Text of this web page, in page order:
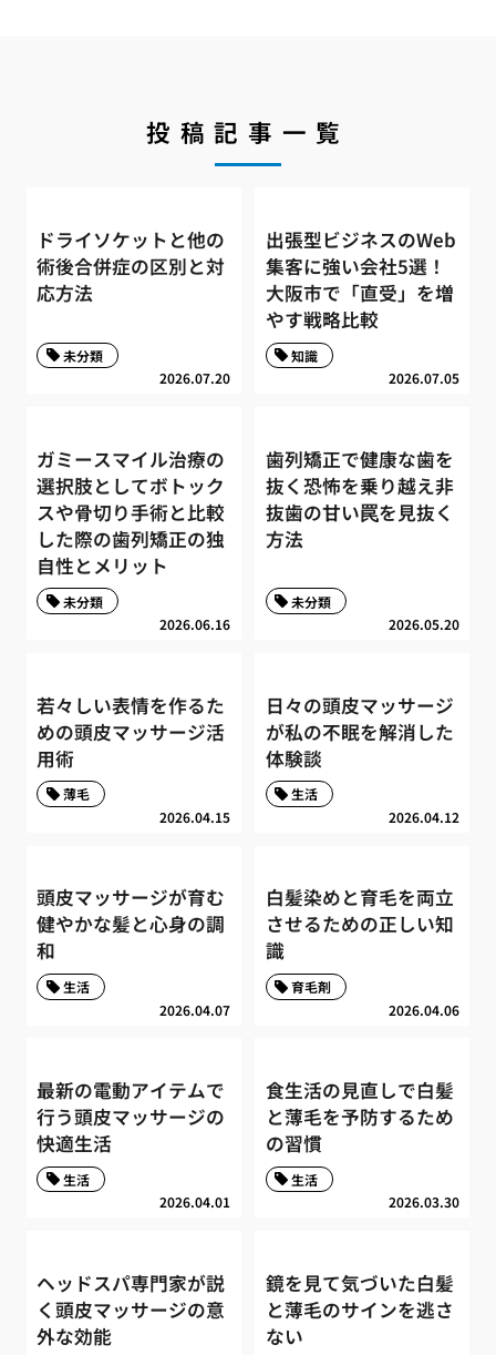
投稿記事一覧
ドライソケットと他の
術後合併症の区別と対
応方法
2026.07.20
未分類
出張型ビジネスのWeb
集客に強い会社5選！
大阪市で「直受」を増
やす戦略比較
2026.07.05
知識
ガミースマイル治療の
選択肢としてボトック
スや骨切り手術と比較
した際の歯列矯正の独
自性とメリット
2026.06.16
未分類
歯列矯正で健康な歯を
抜く恐怖を乗り越え非
抜歯の甘い罠を見抜く
方法
2026.05.20
未分類
若々しい表情を作るた
めの頭皮マッサージ活
用術
2026.04.15
薄毛
日々の頭皮マッサージ
が私の不眠を解消した
体験談
2026.04.12
生活
頭皮マッサージが育む
健やかな髪と心身の調
和
2026.04.07
生活
白髪染めと育毛を両立
させるための正しい知
識
2026.04.06
育毛剤
最新の電動アイテムで
行う頭皮マッサージの
快適生活
2026.04.01
生活
食生活の見直しで白髪
と薄毛を予防するため
の習慣
2026.03.30
生活
ヘッドスパ専門家が説
く頭皮マッサージの意
外な効能
鏡を見て気づいた白髪
と薄毛のサインを逃さ
ない